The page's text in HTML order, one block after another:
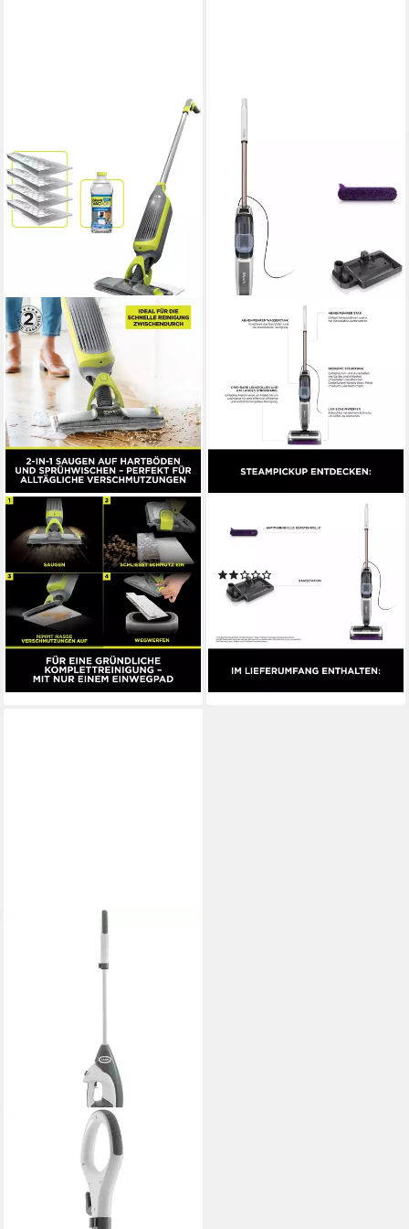
SHARK
Akku-Wischmopp Shark
VacMop 2-in-1 kabelloser
Staubsauger und Sprühmopp
VM200EU
9,5 min Akkulaufzeit
1,91 kg Gewicht
ab 69,90 €
lieferbar - in 2-3 Werktagen bei dir
Dampfreiniger SteamPickUp
ab 169,00 €
15,43 €
lieferbar - in 2-3 Werktagen bei dir